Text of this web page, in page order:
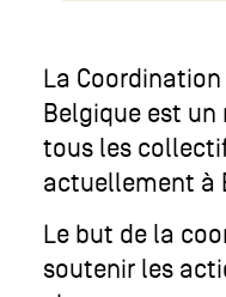
La
Belgique est
tous les
actuellement à
Le but de la
soutenir les